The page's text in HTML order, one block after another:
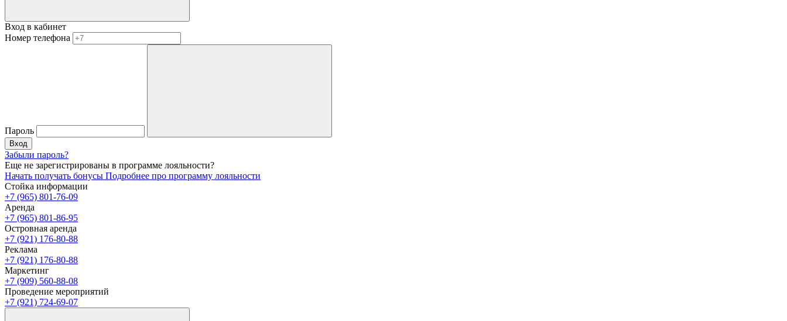
Вход в кабинет
Номер телефона
Пароль
Вход
Забыли пароль?
Еще не зарегистрированы в программе лояльности?
Начать получать бонусы Подробнее про программу лояльности
Стойка информации
+7 (965) 801-76-09
Аренда
+7 (965) 801-86-95
Островная аренда
+7 (921) 176-80-88
Реклама
+7 (921) 176-80-88
Маркетинг
+7 (909) 560-88-08
Проведение мероприятий
+7 (921) 724-69-07